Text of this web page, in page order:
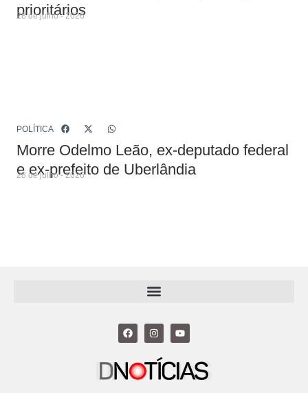
prioritários
28 de julho - 2026
POLÍTICA
Morre Odelmo Leão, ex-deputado federal
e ex-prefeito de Uberlândia
28 de julho - 2026